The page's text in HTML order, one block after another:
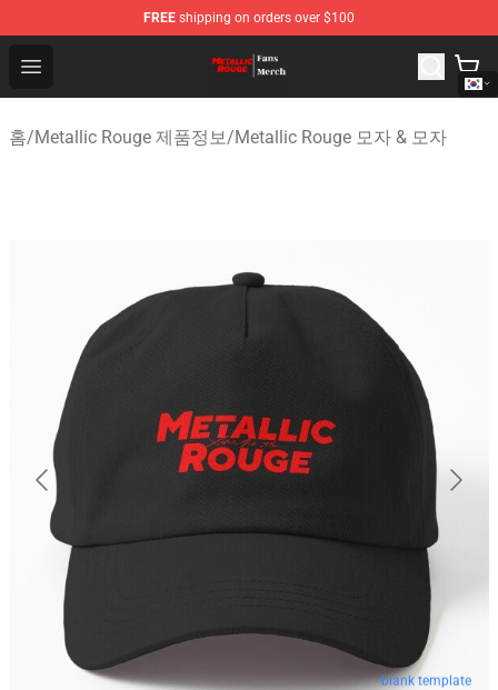
FREE shipping on orders over $100
Open menu
Metallic Rouge Store - Official Metallic Rouge
홈/Metallic Rouge 제품정보/Metallic Rouge 모자 & 모자
blank template